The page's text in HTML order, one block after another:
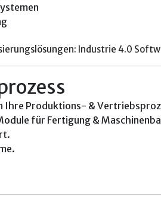
Industrie 4.0
Ihre Produktions- &
für Fertigung &